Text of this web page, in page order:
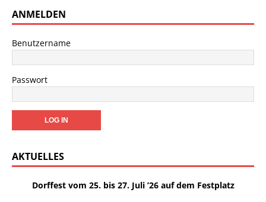
ANMELDEN
Benutzername
Passwort
AKTUELLES
Dorffest vom 25. bis 27. Juli ’26 auf dem Festplatz